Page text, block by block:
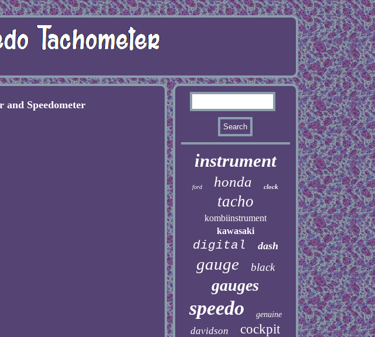
and Speedometer
instrument
ford honda clock
tacho
kombiinstrument
kawasaki
digital dash
gauge black
gauges
speedo genuine
davidson cockpit